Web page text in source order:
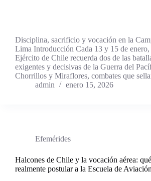
Disciplina, sacrificio y vocación en la
Lima Introducción Cada 13 y 15 de enero,
Ejército de Chile recuerda dos de las
exigentes y decisivas de la Guerra del
Chorrillos y Miraflores, combates que
admin
enero 15, 2026
Efemérides
Halcones de Chile y la vocación aérea:
realmente postular a la Escuela de